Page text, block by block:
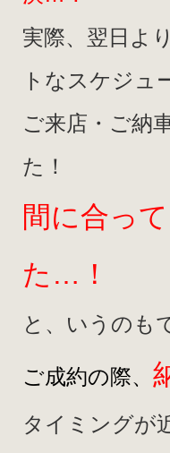
実際、翌日よ
トなスケジュ
ご来店・ご納
た！
間に合っ
た…！
と、いうのも
ご成約の際、
タイミングが